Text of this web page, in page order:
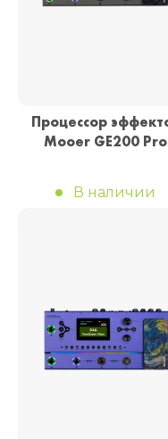
Процессор
Mooer GE200 Pro
В наличии